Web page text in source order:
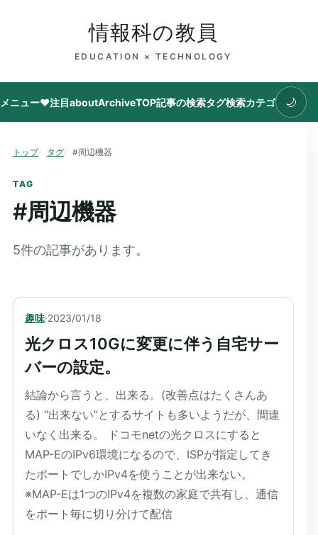
情報科の教員
EDUCATION × TECHNOLOGY
メニュー♥注目aboutArchiveTOP記事の検索タグ検索カテゴリ 🌙
トップ タグ #周辺機器
TAG
#周辺機器
5件の記事があります。
趣味·2023/01/18
光クロス10Gに変更に伴う自宅サー
バーの設定。
結論から言うと、出来る。(改善点はたくさんあ
る) “出来ない”とするサイトも多いようだが、間違
いなく出来る。 ドコモnetの光クロスにすると
MAP-EのIPv6環境になるので、ISPが指定してき
たポートでしかIPv4を使うことが出来ない。
※MAP-Eは1つのIPv4を複数の家庭で共有し、通信
をポート毎に切り分けて配信